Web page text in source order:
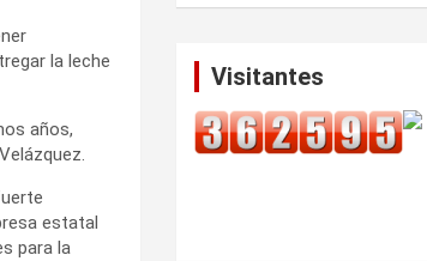
la leche
años,
estatal
para la
Visitantes